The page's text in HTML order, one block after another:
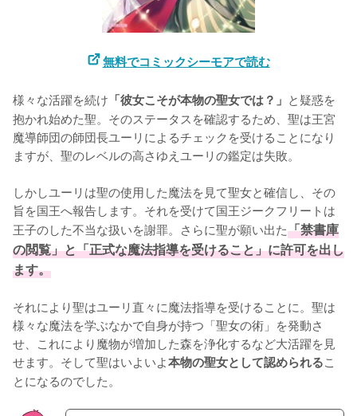
無料でコミックシーモアで読む
様々な活躍を続け 「彼女こそが本物の聖女では？」 と疑惑を
抱かれ始めた聖。そのステータスを確認するため、聖は王宮
魔導師団の師団長ユーリによるチェックを受けることになり
ますが、聖のレベルの高さゆえユーリの鑑定は失敗。
しかしユーリは聖の使用した魔法を見て聖女と確信し、その
旨を国王へ報告します。それを受けて国王ジークフリートは
王子のした不当な扱いを謝罪。さらに聖が願い出た「禁書庫
の閲覧」と「正式な魔法指導を受けること」に許可を出し
ます。
それにより聖はユーリ直々に魔法指導を受けることに。聖は
様々な魔法を学ぶなかで自身が持つ「聖女の術」を発動さ
せ、これにより魔物が増加した森を浄化するなど大活躍を見
せます。そして聖はいよいよ本物の聖女として認められるこ
とになるのでした。